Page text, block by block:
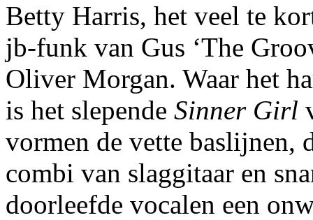
Betty Harris, het veel te
jb-funk van Gus ‘The
Oliver Morgan. Waar het
is het slepende Sinner Girl
vormen de vette baslijnen,
combi van slaggitaar en
doorleefde vocalen een